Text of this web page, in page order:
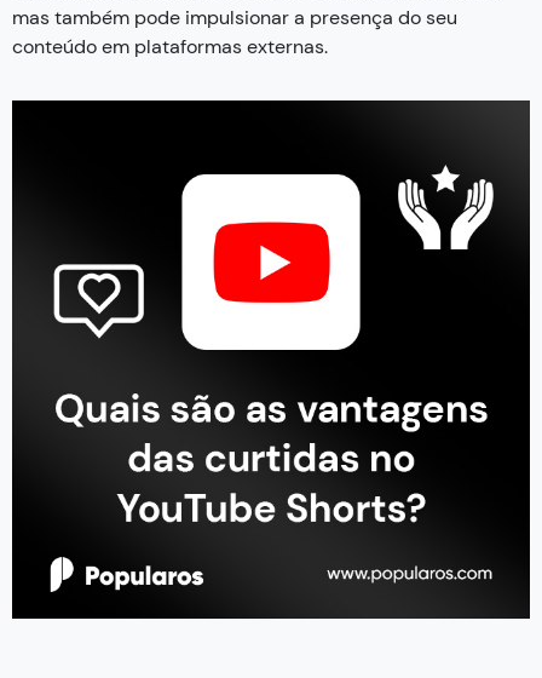
mas também pode impulsionar a presença do seu
conteúdo em plataformas externas.